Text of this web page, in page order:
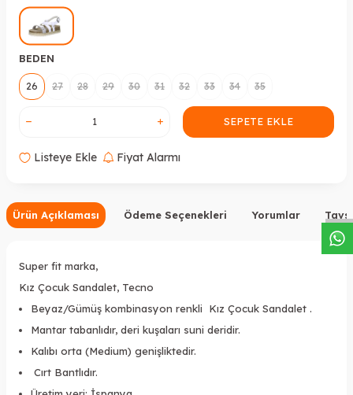
BEDEN
26 27 28 29 30 31 32 33 34 35
SEPETE EKLE
Listeye Ekle Fiyat Alarmı
Ürün Açıklaması Ödeme Seçenekleri Yorumlar
Super fit marka,
Kız Çocuk Sandalet, Tecno
Beyaz/Gümüş kombinasyon renkli Kız Çocuk Sandalet .
Mantar tabanlıdır, deri kuşaları suni deridir.
Kalıbı orta (Medium) genişliktedir.
Cırt Bantlıdır.